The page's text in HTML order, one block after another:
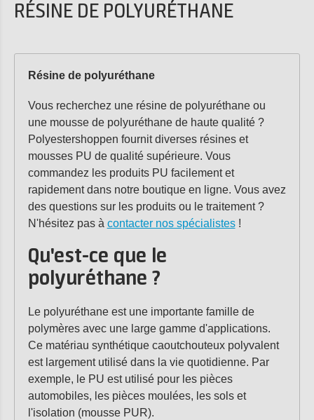
RÉSINE DE POLYURÉTHANE
Résine de polyuréthane
Vous recherchez une résine de polyuréthane ou
une mousse de polyuréthane de haute qualité ?
Polyestershoppen fournit diverses résines et
mousses PU de qualité supérieure. Vous
commandez les produits PU facilement et
rapidement dans notre boutique en ligne. Vous avez
des questions sur les produits ou le traitement ?
N'hésitez pas à contacter nos spécialistes!
Qu'est-ce que le
polyuréthane ?
Le polyuréthane est une importante famille de
polymères avec une large gamme d'applications.
Ce matériau synthétique caoutchouteux polyvalent
est largement utilisé dans la vie quotidienne. Par
exemple, le PU est utilisé pour les pièces
automobiles, les pièces moulées, les sols et
l'isolation (mousse PUR).